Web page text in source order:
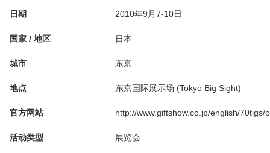
日期 2010年9月7-10日
国家 / 地区 日本
城市 东京
地点 东京国际展示场 (Tokyo Big Sight)
官方网站 http://www.giftshow.co.jp/english/70tigs/
活动类型 展览会